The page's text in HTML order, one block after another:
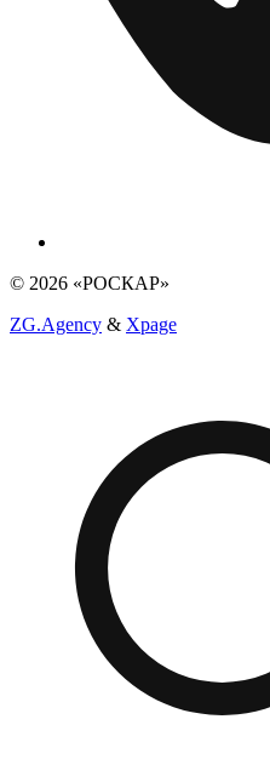
© 2026 «РОСКАР»
ZG.Agency & Xpage